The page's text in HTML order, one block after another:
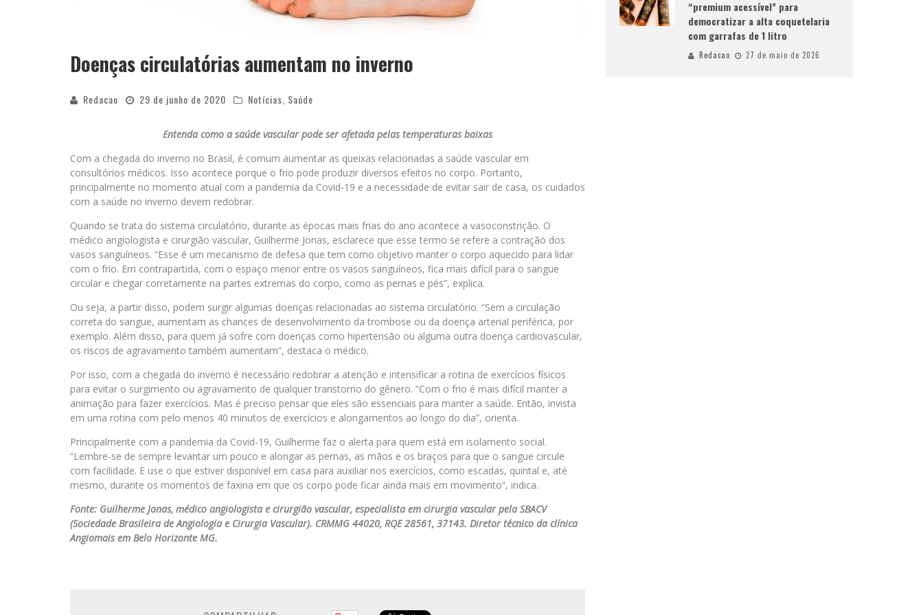
Doenças circulatórias aumentam no inverno
Redacao 29 de junho de 2020 Notícias Saúde
Entenda como a saúde vascular pode ser afetada pelas temperaturas baixas
Com a chegada do inverno no Brasil, é comum aumentar as queixas relacionadas a saúde vascular em
consultórios médicos. Isso acontece porque o frio pode produzir diversos efeitos no corpo. Portanto,
principalmente no momento atual com a pandemia da Covid-19 e a necessidade de evitar sair de casa, os cuidados
com a saúde no inverno devem redobrar.
Quando se trata do sistema circulatório, durante as épocas mais frias do ano acontece a vasoconstrição. O
médico angiologista e cirurgião vascular, Guilherme Jonas, esclarece que esse termo se refere a contração dos
vasos sanguíneos. “Esse é um mecanismo de defesa que tem como objetivo manter o corpo aquecido para lidar
com o frio. Em contrapartida, com o espaço menor entre os vasos sanguíneos, fica mais difícil para o sangue
circular e chegar corretamente na partes extremas do corpo, como as pernas e pés”, explica.
Ou seja, a partir disso, podem surgir algumas doenças relacionadas ao sistema circulatório. “Sem a circulação
correta do sangue, aumentam as chances de desenvolvimento da trombose ou da doença arterial periférica, por
exemplo. Além disso, para quem já sofre com doenças como hipertensão ou alguma outra doença cardiovascular,
os riscos de agravamento também aumentam”, destaca o médico.
Por isso, com a chegada do inverno é necessário redobrar a atenção e intensificar a rotina de exercícios físicos
para evitar o surgimento ou agravamento de qualquer transtorno do gênero. “Com o frio é mais difícil manter a
animação para fazer exercícios. Mas é preciso pensar que eles são essenciais para manter a saúde. Então, invista
em uma rotina com pelo menos 40 minutos de exercícios e alongamentos ao longo do dia”, orienta.
Principalmente com a pandemia da Covid-19, Guilherme faz o alerta para quem está em isolamento social.
“Lembre-se de sempre levantar um pouco e alongar as pernas, as mãos e os braços para que o sangue circule
com facilidade. E use o que estiver disponível em casa para auxiliar nos exercícios, como escadas, quintal e, até
mesmo, durante os momentos de faxina em que os corpo pode ficar ainda mais em movimento”, indica.
Fonte: Guilherme Jonas, médico angiologista e cirurgião vascular, especialista em cirurgia vascular pela SBACV
(Sociedade Brasileira de Angiologia e Cirurgia Vascular). CRMMG 44020, RQE 28561, 37143. Diretor técnico da clínica
Angiomais em Belo Horizonte MG.
“premium acessível” para
democratizar a alta coquetelaria
com garrafas de 1 litro
Redacao 27 de maio de 2026